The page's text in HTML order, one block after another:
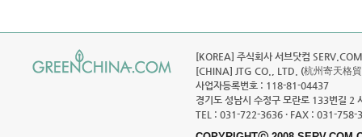
[KOREA] 주식회사 서브닷컴
[CHINA] JTG CO., LTD. (杭州寄天格
사업자등록번호 : 118-81-04437
경기도 성남시 수정구 모란로 133번길 2
TEL : 031-722-3636 · FAX : 031-758-